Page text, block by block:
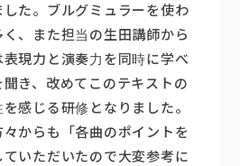
た。ブルグミュラーを使わ
、また担当の生田講師から
表現力と演奏力を同時に学べ
き、改めてこのテキストの
感じる研修となりました。
からも「各曲のポイントを
いただいたので大変参考に